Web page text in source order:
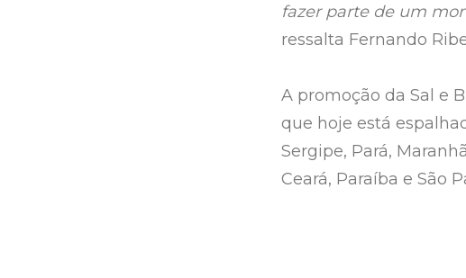
fazer parte de um
ressalta Fernando
A promoção da Sal e
que hoje está
Sergipe, Pará,
Ceará, Paraíba e São